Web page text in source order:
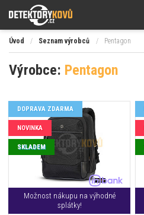
Úvod / Seznam výrobců / Pentagon
Výrobce: Pentagon
Možnost nákupu na výhodné
splátky!
DOPRAVA ZDARMA
NOVINKA
SKLADEM